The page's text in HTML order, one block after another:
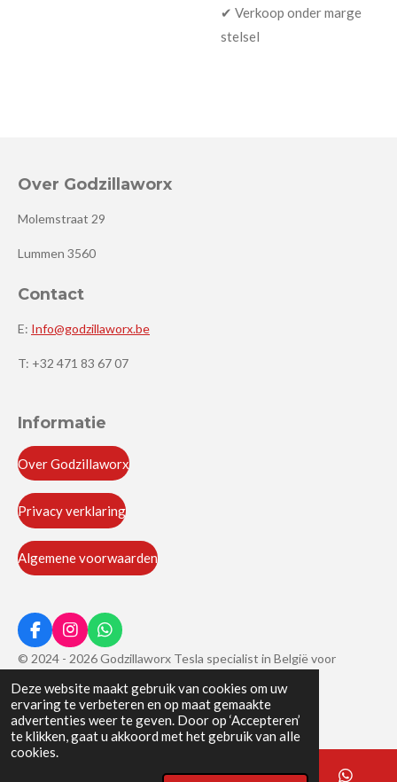
Deze website maakt gebruik van cookies om uw
ervaring te verbeteren en op maat gemaakte
advertenties weer te geven. Door op ‘Accepteren’
te klikken, gaat u akkoord met het gebruik van alle
cookies.
✔ Verkoop onder marge
stelsel
Over Godzillaworx
Molemstraat 29
Lummen 3560
Contact
E: Info@godzillaworx.be
T: +32 471 83 67 07
Informatie
Over Godzillaworx
Privacy verklaring
Algemene voorwaarden
F
a
c
e
b
o
o
k
I
n
s
t
a
g
r
a
W
h
a
t
s
A
p
© 2024 - 2026 Godzillaworx Tesla specialist in België voor
onderhoud, motorrevisies en batterij revisies
Powered byJouwWeb